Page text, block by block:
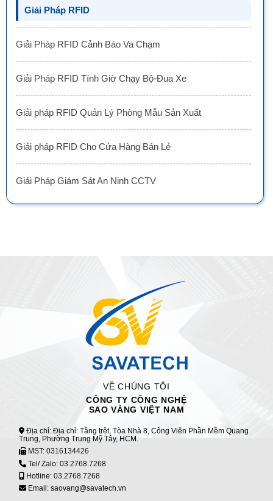
Giải Pháp RFID
Giải Pháp RFID Cảnh Báo Va Chạm
Giải Pháp RFID Tính Giờ Chạy Bộ-Đua Xe
Giải pháp RFID Quản Lý Phòng Mẫu Sản Xuất
Giải pháp RFID Cho Cửa Hàng Bán Lẻ
Giải Pháp Giám Sát An Ninh CCTV
VỀ CHÚNG TÔI
CÔNG TY CÔNG NGHỆ
SAO VÀNG VIỆT NAM
Địa chỉ: Địa chỉ: Tầng trệt, Tòa Nhà 8, Công Viên Phần Mềm Quang
Trung, Phường Trung Mỹ Tây, HCM.
MST: 0316134426
Tel/ Zalo: 03.2768.7268
Hotline: 03.2768.7268
Email: saovang@savatech.vn